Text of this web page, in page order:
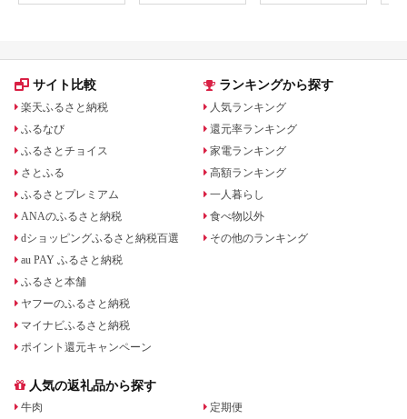
サイト比較
楽天ふるさと納税
ふるなび
ふるさとチョイス
さとふる
ふるさとプレミアム
ANAのふるさと納税
dショッピングふるさと納税百選
au PAY ふるさと納税
ふるさと本舗
ヤフーのふるさと納税
マイナビふるさと納税
ポイント還元キャンペーン
ランキングから探す
人気ランキング
還元率ランキング
家電ランキング
高額ランキング
一人暮らし
食べ物以外
その他のランキング
人気の返礼品から探す
牛肉
定期便